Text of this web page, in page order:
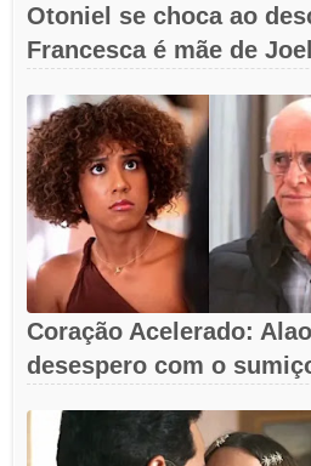
Otoniel se choca ao
Francesca é mãe de
Coração Acelerado:
desespero com o